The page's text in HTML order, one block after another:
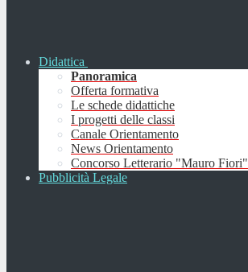
Didattica
Panoramica
Offerta formativa
Le schede didattiche
I progetti delle classi
Canale Orientamento
News Orientamento
Concorso Letterario "Mauro Fiori"
Pubblicità Legale